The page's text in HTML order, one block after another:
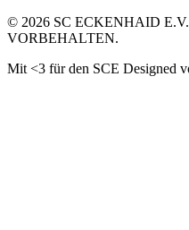
© 2026 SC ECKENHAID
VORBEHALTEN.
Mit <3 für den SCE Designed